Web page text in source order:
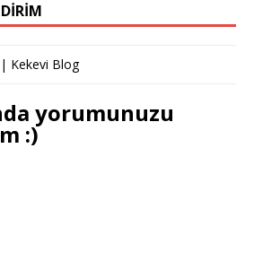
| Kekevi Blog
yorumunuzu
:)